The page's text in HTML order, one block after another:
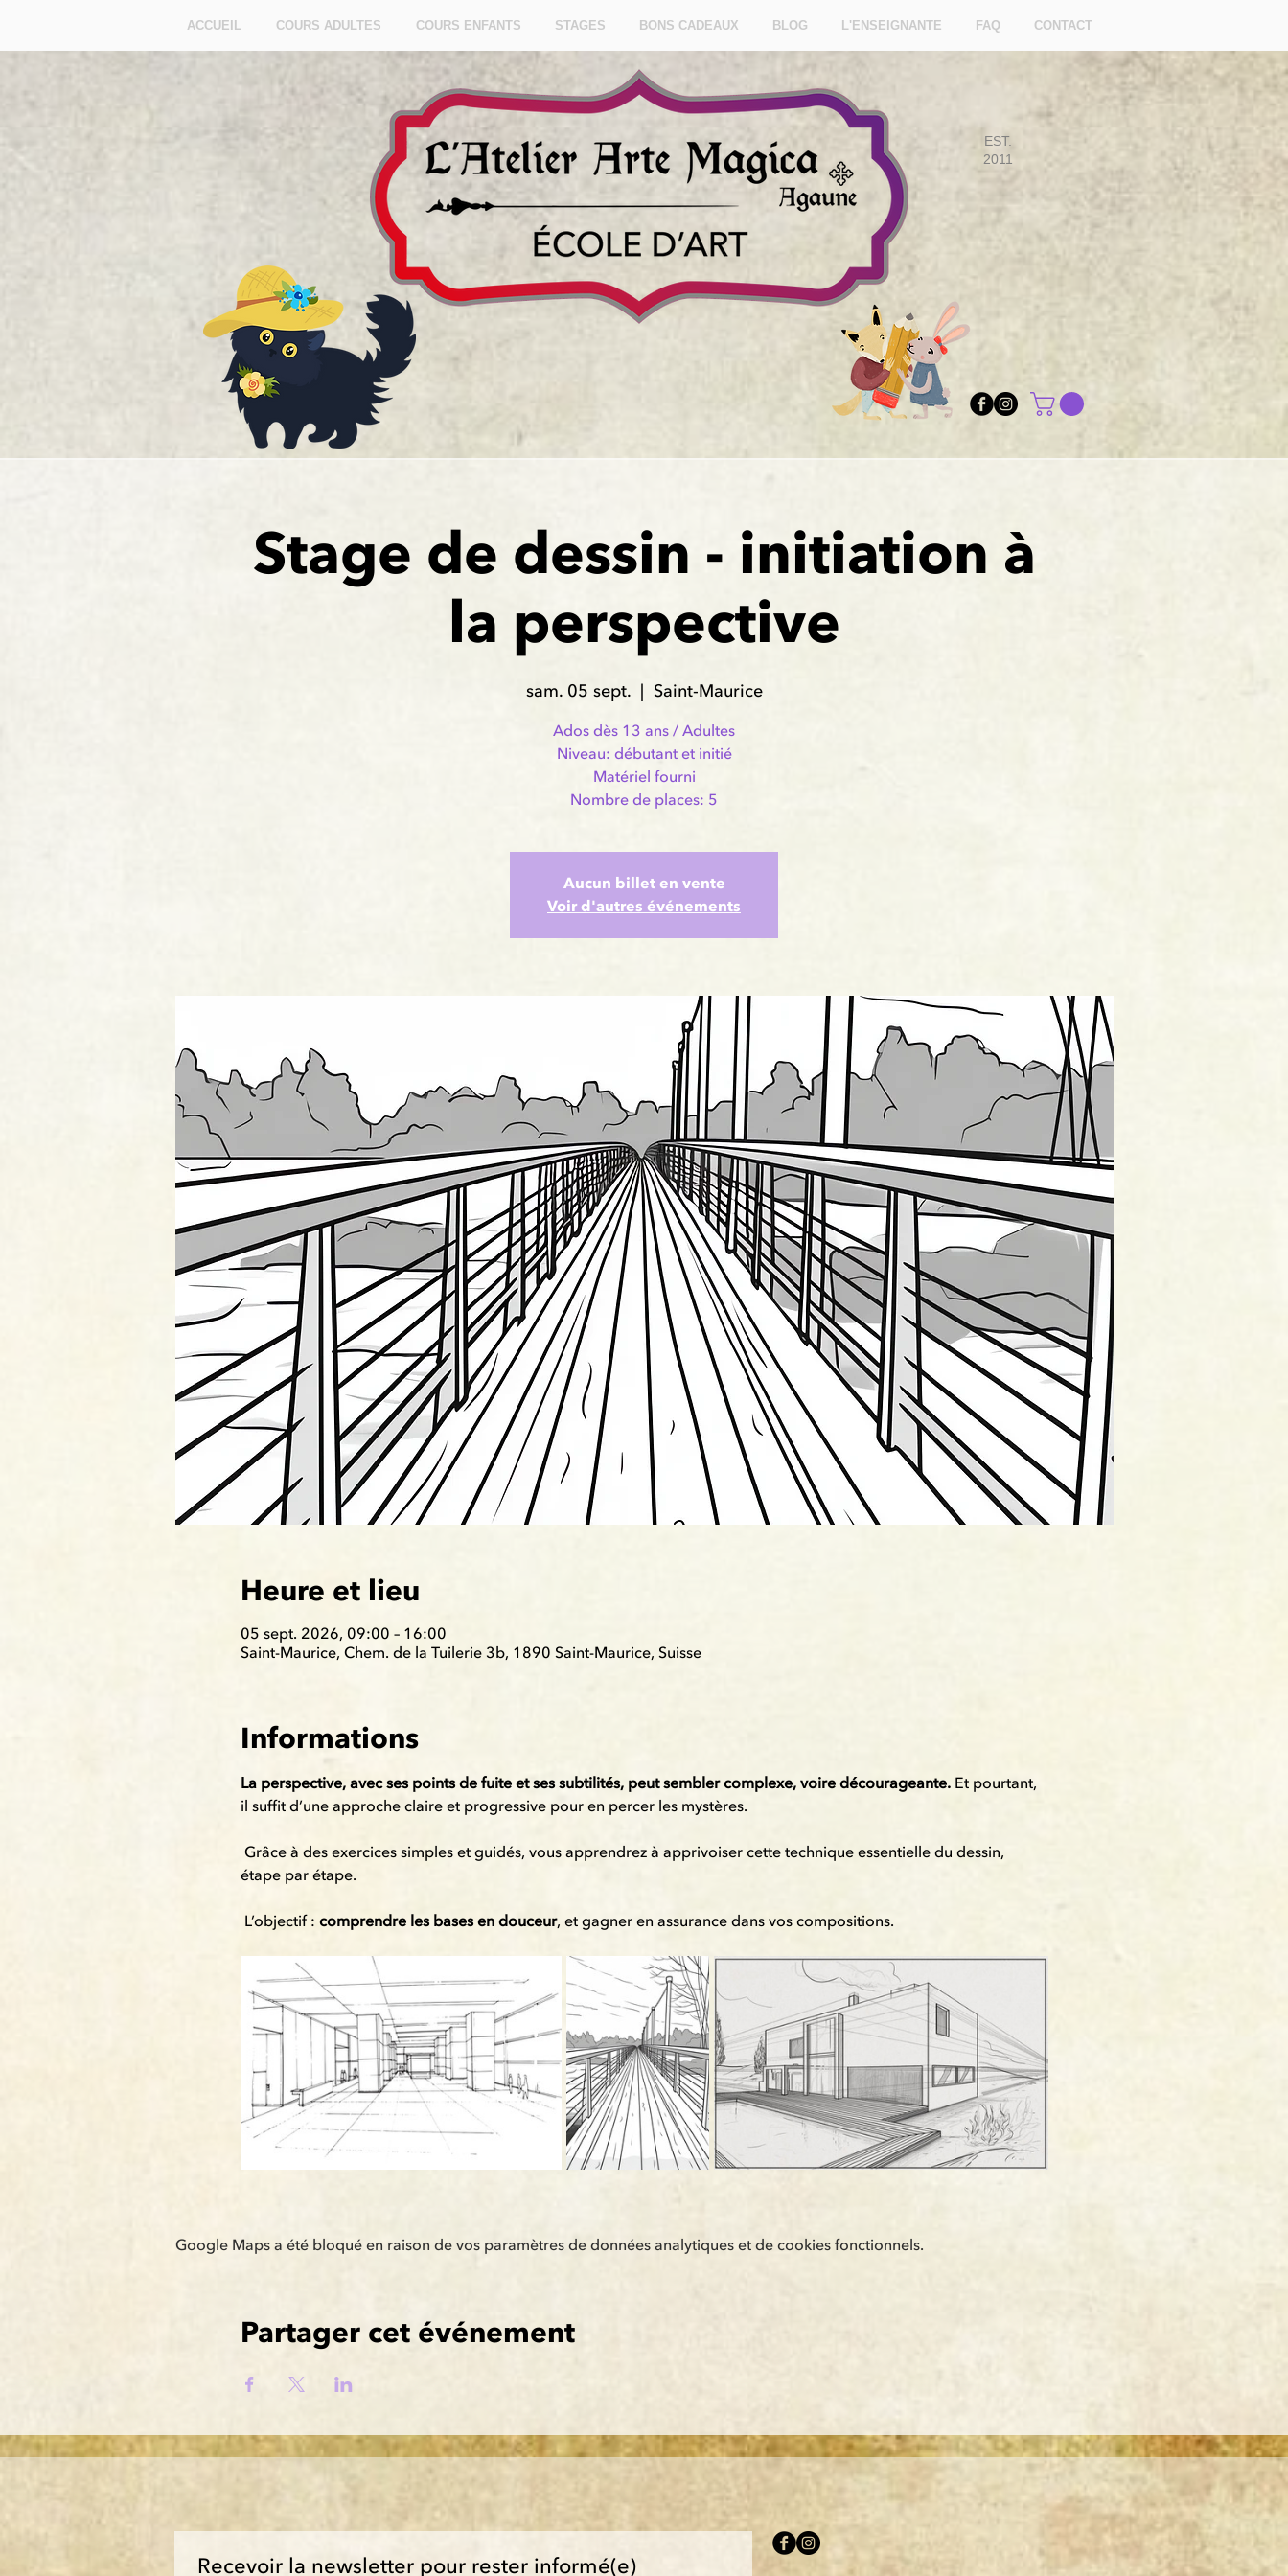
ACCUEIL COURS ADULTES COURS ENFANTS STAGES BONS CADEAUX BLOG L'ENSEIGNANTE FAQ CONTACT
EST.
2011
Stage de dessin - initiation à
la perspective
sam. 05 sept.
  |
Saint-Maurice
Ados dès 13 ans / Adultes
Niveau: débutant et initié
Matériel fourni
Nombre de places: 5
Aucun billet en vente
Voir d'autres événements
Heure et lieu
05 sept. 2026, 09:00 – 16:00
Saint-Maurice, Chem. de la Tuilerie 3b, 1890 Saint-Maurice, Suisse
Informations
La perspective, avec ses points de fuite et ses subtilités, peut sembler complexe, voire décourageante. Et pourtant,
il suffit d’une approche claire et progressive pour en percer les mystères.
Grâce à des exercices simples et guidés, vous apprendrez à apprivoiser cette technique essentielle du dessin,
étape par étape.
L’objectif : comprendre les bases en douceur, et gagner en assurance dans vos compositions.
Google Maps a été bloqué en raison de vos paramètres de données analytiques et de cookies fonctionnels.
Partager cet événement
Recevoir la newsletter pour rester informé(e)